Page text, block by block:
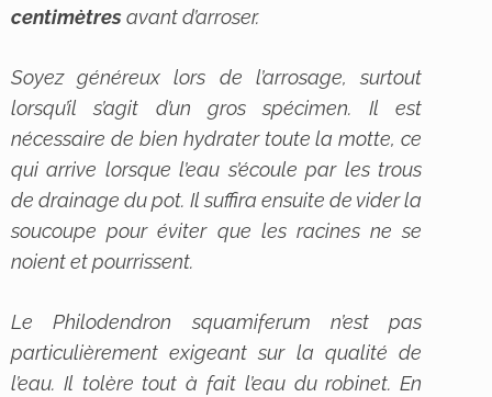
centimètresavant d’arroser.
Soyez généreux lors de l’arrosage, surtout
lorsqu’il s’agit d’un gros spécimen. Il est
nécessaire de bien hydrater toute la motte, ce
qui arrive lorsque l’eau s’écoule par les trous
de drainage du pot. Il suffira ensuite de vider la
soucoupe pour éviter que les racines ne se
noient et pourrissent.
LePhilodendron squamiferum n’est pas
particulièrement exigeant sur la qualité de
l’eau. Il tolère tout à fait l’eau du robinet. En